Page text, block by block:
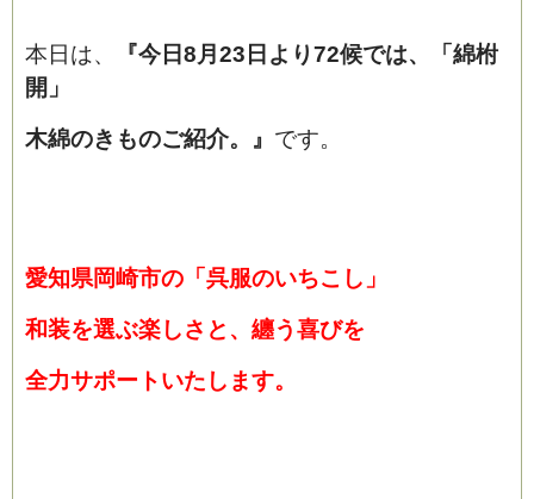
本日は、 『今日8月23日より72候では、
「綿柎
開」
木綿のきものご紹介。』 です。
愛知県岡崎市の「呉服のいちこし」
和装を選ぶ楽しさと、纏う喜びを
全力サポートいたします。